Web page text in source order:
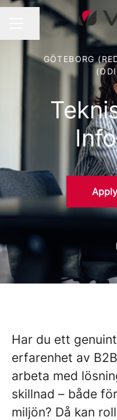
CAREER MENU
Share page
GÖTEBORG
Har du ett
erfarenhet av
arbeta med
skillnad – både
miljön? Då kan